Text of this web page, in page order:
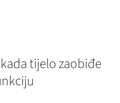
tijelo zaobiđe